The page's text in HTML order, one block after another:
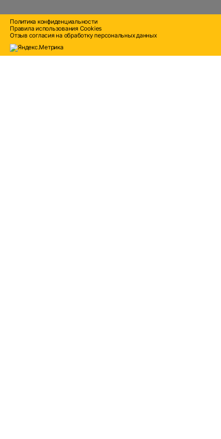
Политика конфиденциальности
Правила использования Cооkies
Отзыв согласия на обработку персональных данных